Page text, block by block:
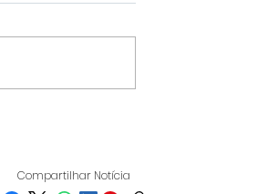
PROFESSORA COM
Compartilhar Notícia